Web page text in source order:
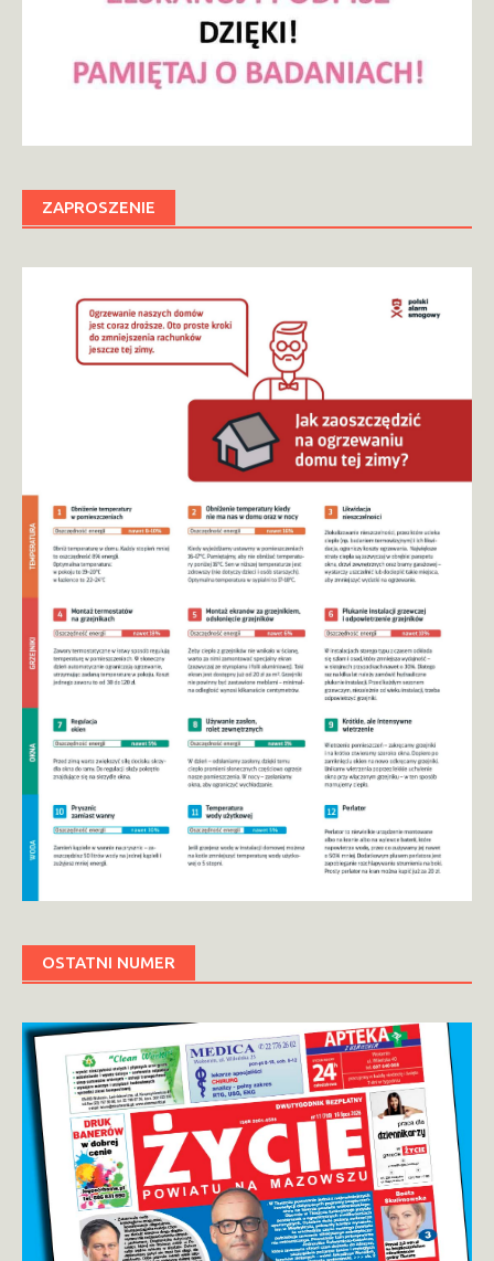
ZAPROSZENIE
OSTATNI NUMER